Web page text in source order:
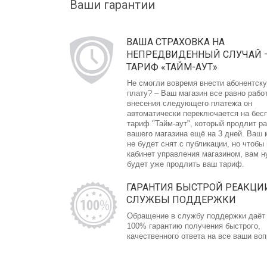
Ваши гарантии
ВАША СТРАХОВКА НА
НЕПРЕДВИДЕННЫЙ СЛУЧАЙ
ТАРИФ «ТАЙМ-АУТ»
Не смогли вовремя внести
плату? – Ваш магазин все равно
внесения следующего платежа он
автоматически переключается на
тариф "Тайм-аут", который продлит
вашего магазина ещё на 3 дней. Ваш
не будет снят с публикации, но чтобы
кабинет управления магазином, вам
будет уже продлить ваш тариф.
ГАРАНТИЯ БЫСТРОЙ
СЛУЖБЫ ПОДДЕРЖКИ
Обращение в службу поддержки
100% гарантию получения быстрого,
качественного ответа на все ваши